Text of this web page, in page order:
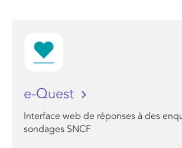
e-Quest
Interface web de réponses à des
sondages SNCF